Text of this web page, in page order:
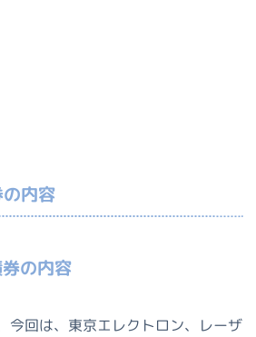
内容
の内容
今回は、東京エレクトロン、レーザ